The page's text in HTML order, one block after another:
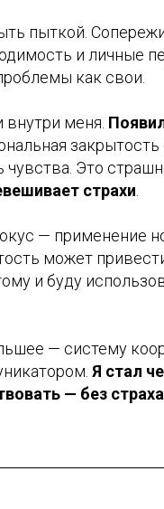
пыткой.
и личные
как свои.
меня.
Это
страхи
— применение
может
и буду
— систему
Я стал
— без